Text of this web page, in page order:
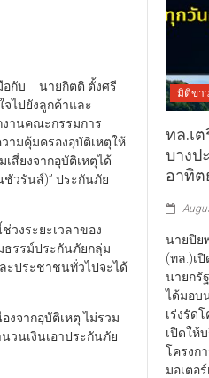
อกับ นายกิตติ ตั้งศรี
ไปยังลูกค้าและ
งานคณะกรรมการ
ามคุ้มครองอุบัติเหตุให้
สี่ยงจากอุบัติเหตุได้
ชัวรันส์)” ประกันภัย
วงระยะเวลาของ
ธรรม์ประกันภัยกลุ่ม
ะประชาชนทั่วไปจะได้
งจากอุบัติเหตุ ไม่รวม
วนเงินเอาประกันภัย
มิติข่า
ทล.เ
บางป
อาทิต
นายปิย
(ทล.)เ
นายกรั
ได้มอบ
เร่งรัด
เปิดให้
โครงก
มอเตอ